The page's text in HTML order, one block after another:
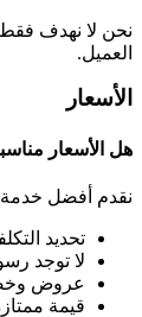
نحن لا نهدف فقط
العميل.
الأسعار
هل الأسعار
نقدم أفضل
تحديد
لا توجد
عروض
قيمة